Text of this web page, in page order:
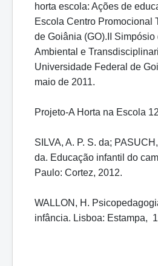
horta escola: Ações de
Escola Centro Promocional
de Goiânia (GO).II
Ambiental e
Universidade Federal de
maio de 2011.
Projeto-A Horta na Escola 12
SILVA, A. P. S. da;
da. Educação infantil do
Paulo: Cortez, 2012.
WALLON, H.
infância. Lisboa: Estampa,